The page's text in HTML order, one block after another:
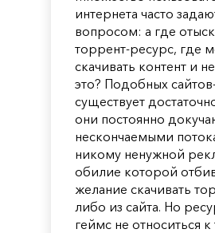
интернета часто
вопросом: а где
торрент-ресурс, где
скачивать контент и
это? Подобных
существует
они постоянно
нескончаемыми
никому ненужной
обилие которой
желание скачивать
либо из сайта. Но
геймс не относиться